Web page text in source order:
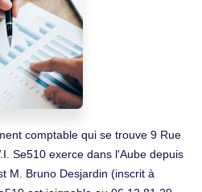
comptable qui se trouve 9 Rue
Se510 exerce dans l'Aube depuis
M. Bruno Desjardin (inscrit à